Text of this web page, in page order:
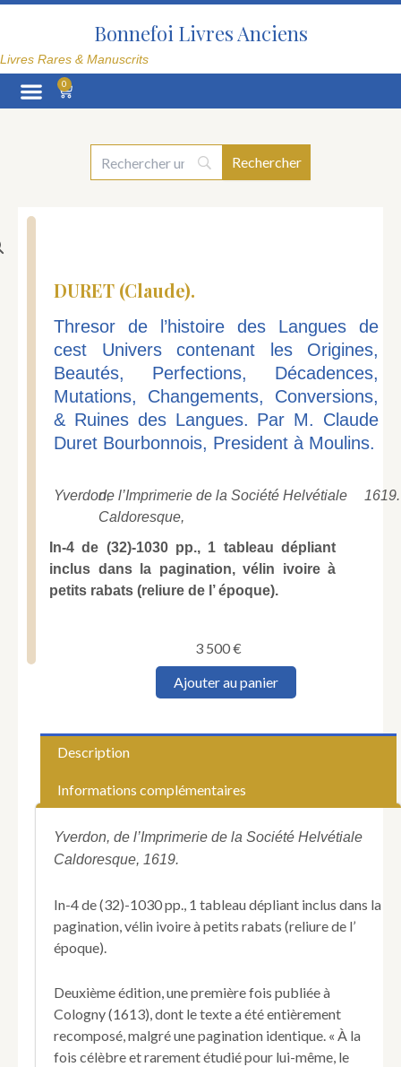
Aller
Bonnefoi Livres Anciens
Livres Rares & Manuscrits
0
Panier
DURET (Claude).
Thresor de l’histoire des Langues de
cest Univers contenant les Origines,
Beautés, Perfections, Décadences,
Mutations, Changements, Conversions,
& Ruines des Langues. Par M. Claude
Duret Bourbonnois, President à Moulins.
Yverdon,de l’Imprimerie de la Société Helvétiale
Caldoresque,
1619.
In-4 de (32)-1030 pp., 1 tableau dépliant
inclus dans la pagination, vélin ivoire à
petits rabats (reliure de l’ époque).
3 500€
quantité
l’histoire
des
de
cest
les
Origines,
Mutations,
Changements,
Conversions,
Ajouter au panier
Description
Informations complémentaires
Yverdon, de l’Imprimerie de la Société Helvétiale
Caldoresque, 1619.
In-4 de (32)-1030 pp., 1 tableau dépliant inclus dans la
pagination, vélin ivoire à petits rabats (reliure de l’
époque).
Deuxième édition, une première fois publiée à
Cologny (1613), dont le texte a été entièrement
recomposé, malgré une pagination identique. « À la
fois célèbre et rarement étudié pour lui-même, le